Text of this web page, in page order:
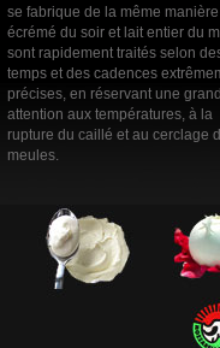
se fabrique de la même
écrémé du soir et lait entier du
sont rapidement traités selon
temps et des cadences
précises, en réservant une
attention aux températures, à la
rupture du caillé et au cerclage
meules.